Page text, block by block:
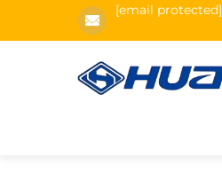
[email protected]